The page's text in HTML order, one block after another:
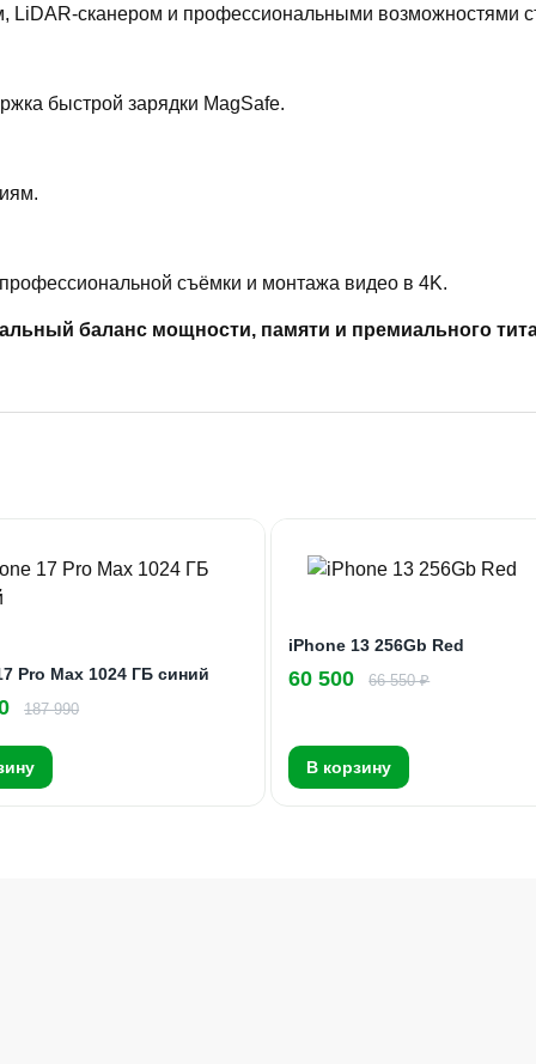
LiDAR-сканером и профессиональными возможностями
быстрой зарядки MagSafe.
съёмки и монтажа видео в 4K.
баланс мощности, памяти и премиального
Pro Max 1024 ГБ синий
187 990
iPhone 13 256Gb Red
60 500 66 550 ₽
В корзину